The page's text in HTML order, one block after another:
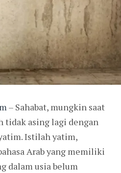
– Sahabat, mungkin saat
tidak asing lagi dengan
Istilah yatim,
Arab yang memiliki
dalam usia belum